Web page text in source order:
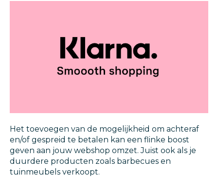
Het toevoegen van de mogelijkheid om achteraf
en/of gespreid te betalen kan een flinke boost
geven aan jouw webshop omzet. Juist ook als je
duurdere producten zoals barbecues en
tuinmeubels verkoopt.